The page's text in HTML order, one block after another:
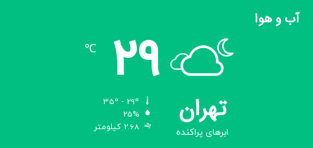
آب و هوا
تهران
ابرهای پراکنده
29
℃
25%
2.68 کیلومتر